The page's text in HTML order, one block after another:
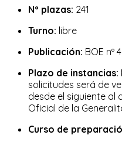
Nº plazas: 241
Turno: libre
Publicación: BOE nº
Plazo de instancias:
solicitudes será de
desde el siguiente al
Oficial de la
Curso de